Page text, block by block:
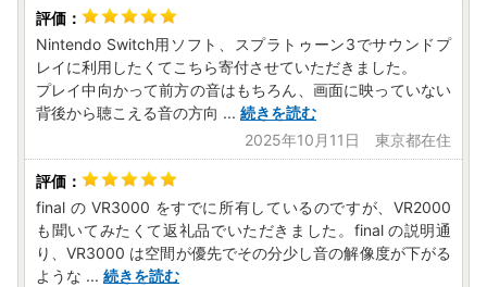
Nintendo Switch用ソフト、スプラトゥーン3でサウンドプ
レイに利用したくてこちら寄付させていただきました。
プレイ中向かって前方の音はもちろん、画面に映っていない
背後から聴こえる音の方向 ... 続きを読む
2025年10月11日 東京都在住
final の VR3000 をすでに所有しているのですが、VR2000
も聞いてみたくて返礼品でいただきました。final の説明通
り、VR3000 は空間が優先でその分少し音の解像度が下がる
ような ... 続きを読む